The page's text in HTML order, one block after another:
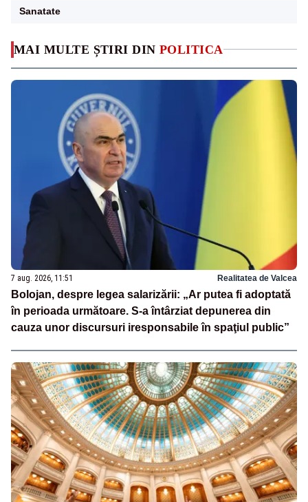
MAI MULTE ȘTIRI DIN POLITICA
7 aug. 2026, 11:51 Realitatea de Valcea
Bolojan, despre legea salarizării: „Ar putea fi adoptată
în perioada următoare. S-a întârziat depunerea din
cauza unor discursuri iresponsabile în spaţiul public”
Sanatate